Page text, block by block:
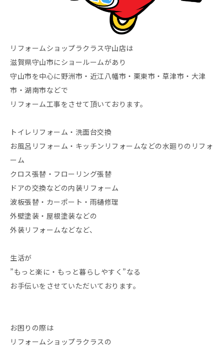
リフォームショップラクラス守山店は
滋賀県守山市にショールームがあり
守山市を中心に野洲市・近江八幡市・栗東市・草津市・大津
市・湖南市などで
リフォーム工事をさせて頂いております。
トイレリフォーム・洗面台交換
お風呂リフォーム・キッチンリフォームなどの水廻りのリフォ
ーム
クロス張替・フローリング張替
ドアの交換などの内装リフォーム
波板張替・カーポート・雨樋修理
外壁塗装・屋根塗装などの
外装リフォームなどなど、
生活が
”もっと楽に・もっと暮らしやすく”なる
お手伝いをさせていただいております。
お困りの際は
リフォームショップラクラスの